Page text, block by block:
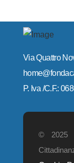
Via Quattro
P. Iva /C.F.:
© 2025